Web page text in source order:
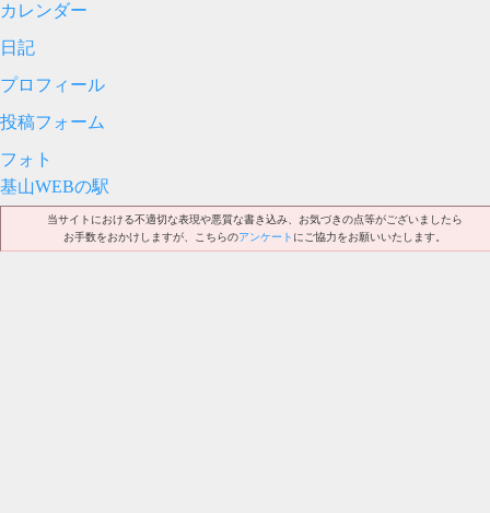
カレンダー
日記
プロフィール
投稿フォーム
フォト
基山WEBの駅
当サイトにおける不適切な表現や悪質な書き込み、お気づきの点等がございましたら
お手数をおかけしますが、こちらのアンケート にご協力をお願いいたします。